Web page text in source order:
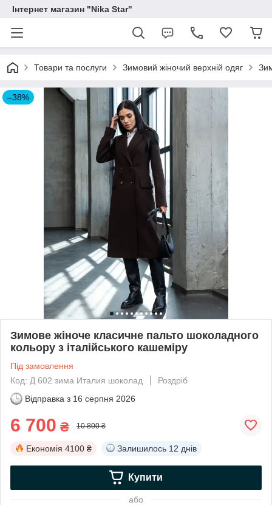
Інтернет магазин "Nika Star"
Товари та послуги Зимовий жіночий верхній одяг
–38%
Зимове жіноче класичне пальто шоколадного
кольору з італійського кашеміру
Під замовлення
Код: Д 602 зима Италия шоколад
Роздріб
Відправка з 16 серпня 2026
6 700 ₴ 10 800 ₴
Економія 4100 ₴ Залишилось 12 днів
Купити
або